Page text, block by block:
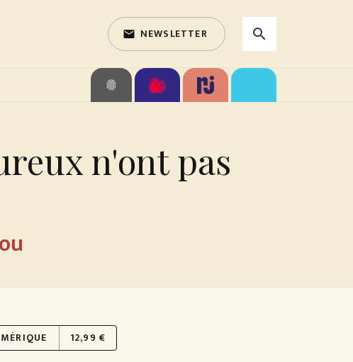
email NEWSLETTER search
fingerprint
search
n'ont pas
12,99 €